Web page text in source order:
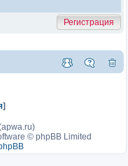
Регистрация
]
© phpBB Limited